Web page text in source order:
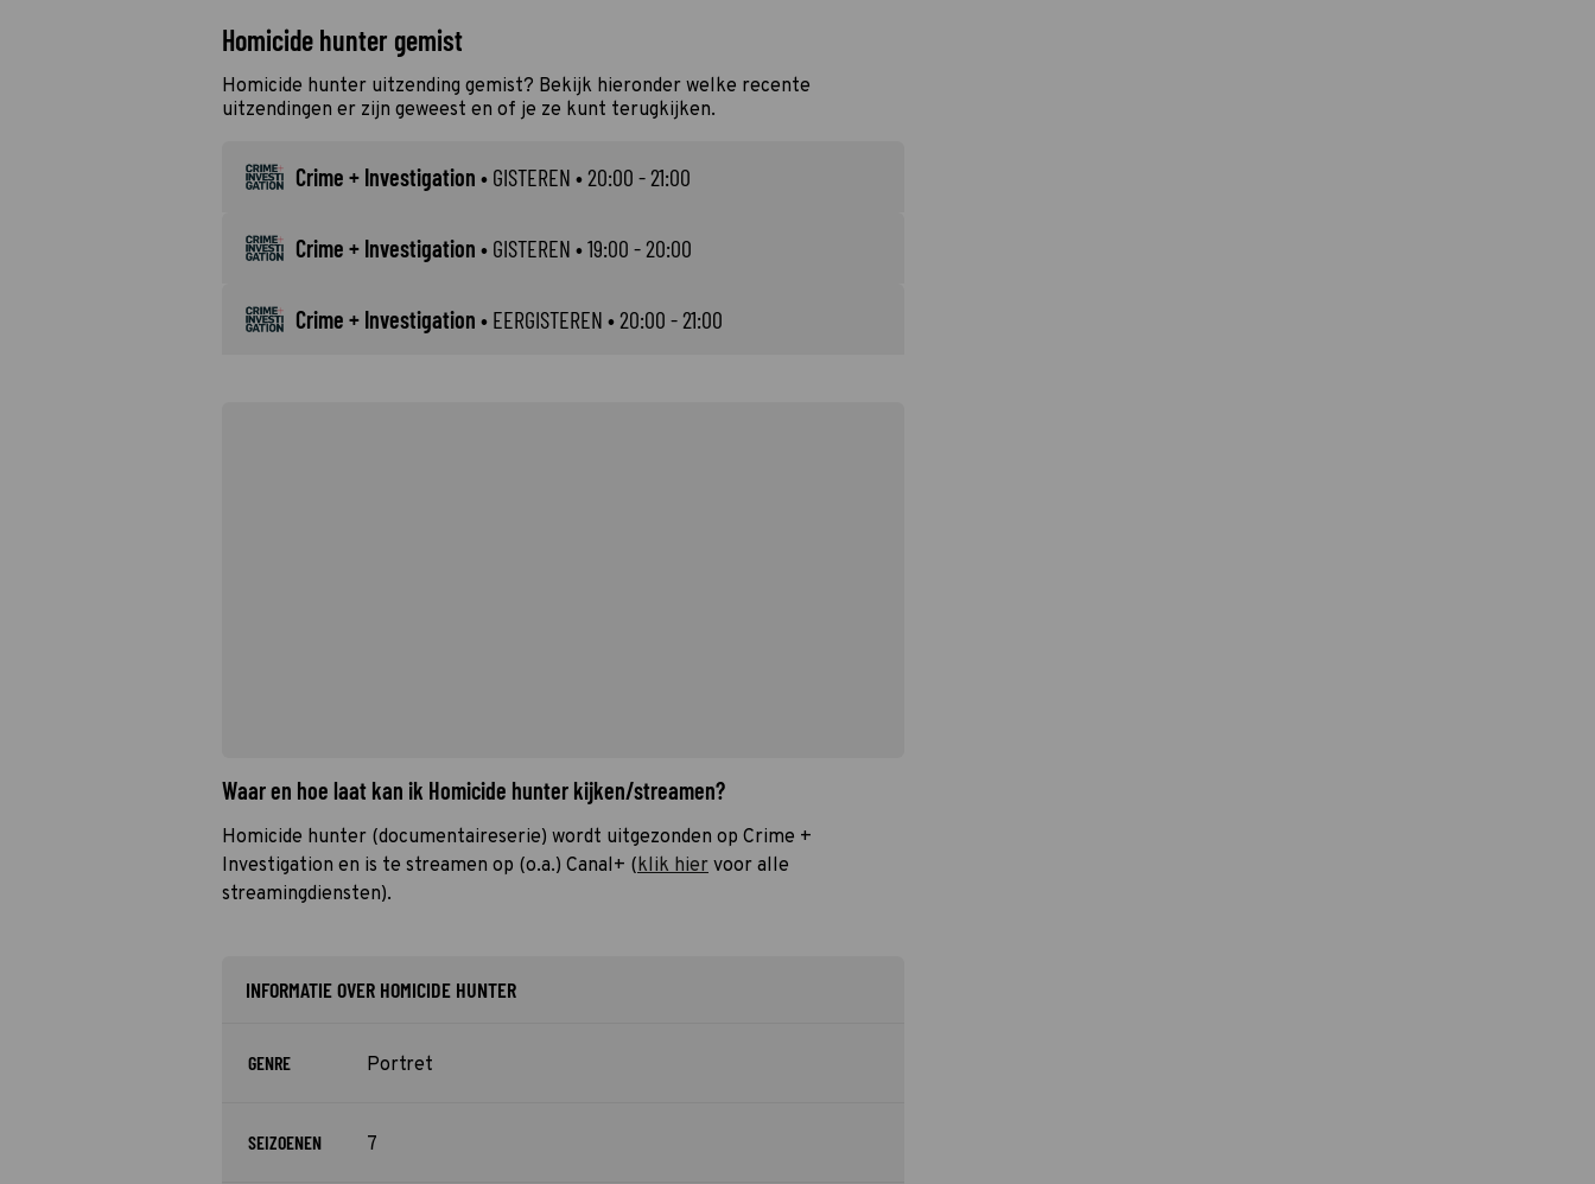
Homicide hunter gemist
Homicide hunter uitzending gemist? Bekijk hieronder welke recente
uitzendingen er zijn geweest en of je ze kunt terugkijken.
Crime + Investigation • GISTEREN • 20:00 - 21:00
Crime + Investigation • GISTEREN • 19:00 - 20:00
Crime + Investigation • EERGISTEREN • 20:00 - 21:00
Waar en hoe laat kan ik Homicide hunter kijken/streamen?
Homicide hunter (documentaireserie) wordt uitgezonden op Crime +
Investigation en is te streamen op (o.a.) Canal+ (klik hier voor alle
streamingdiensten).
INFORMATIE OVER HOMICIDE HUNTER
GENRE Portret
SEIZOENEN 7